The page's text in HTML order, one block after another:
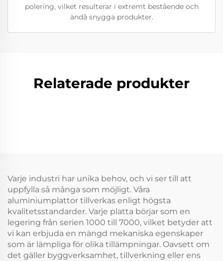
polering, vilket resulterar i extremt bestående och
ändå snygga produkter.
Relaterade produkter
Varje industri har unika behov, och vi ser till att
uppfylla så många som möjligt. Våra
aluminiumplattor tillverkas enligt högsta
kvalitetsstandarder. Varje platta börjar som en
legering från serien 1000 till 7000, vilket betyder att
vi kan erbjuda en mängd mekaniska egenskaper
som är lämpliga för olika tillämpningar. Oavsett om
det gäller byggverksamhet, tillverkning eller ens